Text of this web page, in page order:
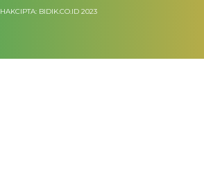
HAKCIPTA: BIDIK.CO.ID 2023